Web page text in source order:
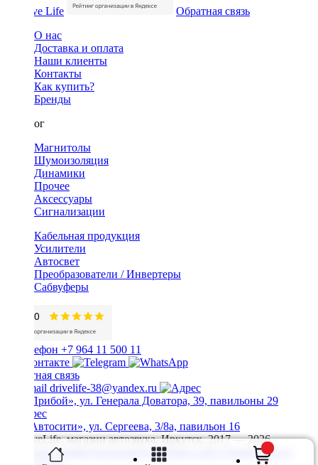
Обратная связь
О нас
Доставка и оплата
Наши клиенты
Контакты
Как купить?
Бренды
Каталог
Магнитолы
Шумоизоляция
Динамики
Прочее
Аксессуары
Сигнализации
Кабельная продукция
Усилители
Автосвет
Преобразователи / Инвертеры
Сабвуферы
+7 964 11 500 11
Обратная связь
drivelife-38@yandex.ru
ТЦ «Прибой», ул. Генерала Доватора, 39, павильоны 29
ТЦ «Автосити», ул. Сергеева, 3/8а, павильон 16
© DriveLife, магазин автозвука, Иркутск. 2017 — 2026
Политика конфиденциальности Карта сайта
Разработано в